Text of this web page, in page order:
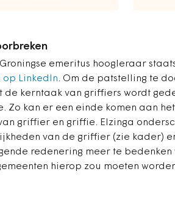
emeritus hoogleraar
LinkedIn. Om de patstelling te
de kerntaak van griffiers wordt
Zo kan er een einde komen aan
griffier en griffie. Elzinga
van de griffier (zie kader) en
redenering meer te
hierop zou moeten